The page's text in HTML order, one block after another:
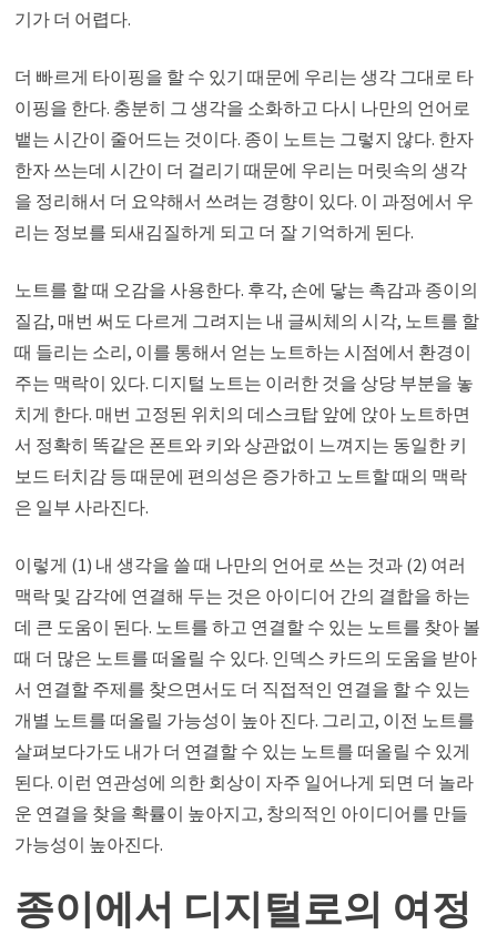
기가 더 어렵다.
더 빠르게 타이핑을 할 수 있기 때문에 우리는 생각 그대로 타
이핑을 한다. 충분히 그 생각을 소화하고 다시 나만의 언어로
뱉는 시간이 줄어드는 것이다. 종이 노트는 그렇지 않다. 한자
한자 쓰는데 시간이 더 걸리기 때문에 우리는 머릿속의 생각
을 정리해서 더 요약해서 쓰려는 경향이 있다. 이 과정에서 우
리는 정보를 되새김질하게 되고 더 잘 기억하게 된다.
노트를 할 때 오감을 사용한다. 후각, 손에 닿는 촉감과 종이의
질감, 매번 써도 다르게 그려지는 내 글씨체의 시각, 노트를 할
때 들리는 소리, 이를 통해서 얻는 노트하는 시점에서 환경이
주는 맥락이 있다. 디지털 노트는 이러한 것을 상당 부분을 놓
치게 한다. 매번 고정된 위치의 데스크탑 앞에 앉아 노트하면
서 정확히 똑같은 폰트와 키와 상관없이 느껴지는 동일한 키
보드 터치감 등 때문에 편의성은 증가하고 노트할 때의 맥락
은 일부 사라진다.
이렇게 (1) 내 생각을 쓸 때 나만의 언어로 쓰는 것과 (2) 여러
맥락 및 감각에 연결해 두는 것은 아이디어 간의 결합을 하는
데 큰 도움이 된다. 노트를 하고 연결할 수 있는 노트를 찾아 볼
때 더 많은 노트를 떠올릴 수 있다. 인덱스 카드의 도움을 받아
서 연결할 주제를 찾으면서도 더 직접적인 연결을 할 수 있는
개별 노트를 떠올릴 가능성이 높아 진다. 그리고, 이전 노트를
살펴보다가도 내가 더 연결할 수 있는 노트를 떠올릴 수 있게
된다. 이런 연관성에 의한 회상이 자주 일어나게 되면 더 놀라
운 연결을 찾을 확률이 높아지고, 창의적인 아이디어를 만들
가능성이 높아진다.
종이에서 디지털로의 여정